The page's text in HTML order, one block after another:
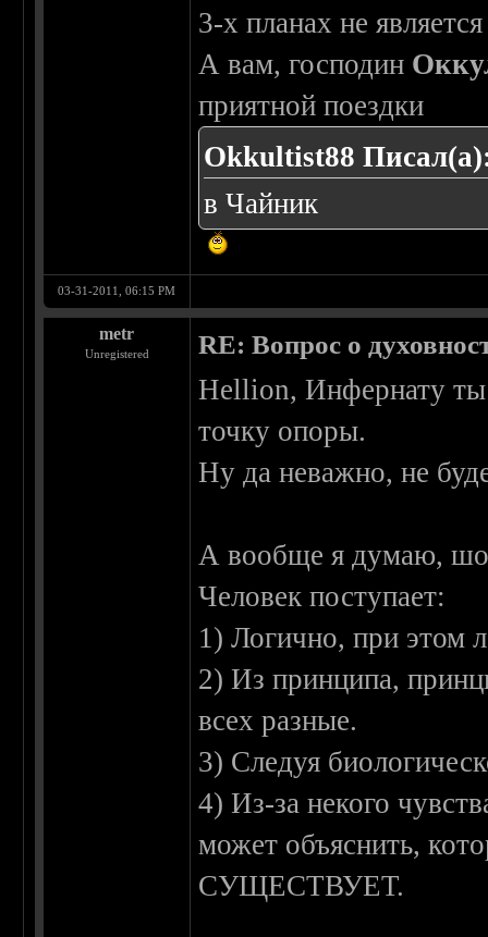
3-х планах не
А вам, господин
приятной поездки
Okkultist88
в Чайник
03-31-2011, 06:15 PM
metr
Unregistered RE: Вопрос о
Hellion, Инфернату ты
точку опоры.
Ну да неважно, не
А вообще я думаю, шо
Человек поступает:
1) Логично, при этом
2) Из принципа,
всех разные.
3) Следуя
4) Из-за некого
может объяснить,
СУЩЕСТВУЕТ.